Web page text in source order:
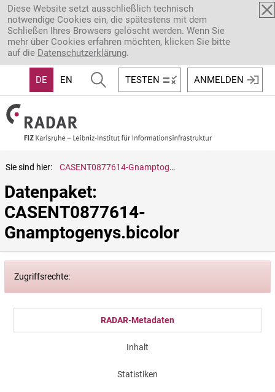
Direkt zum Inhalt
Diese Website setzt ausschließlich technisch
notwendige Cookies ein, die spätestens mit dem
Schließen Ihres Browsers gelöscht werden. Wenn Sie
mehr über Cookies erfahren möchten, klicken Sie bitte
auf die Datenschutzerklärung.
DE EN TESTEN ANMELDEN
Sie sind hier: CASENT0877614-Gnamptogenys.bicolor
Datenpaket:
CASENT0877614-
Gnamptogenys.bicolor
Zugriffsrechte:
RADAR-Metadaten
Inhalt
Statistiken